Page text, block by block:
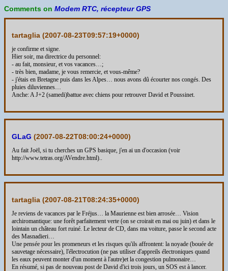
Comments on Modem RTC, récepteur GPS
tartaglia (2007-08-23T09:57:19+0000)
je confirme et signe.
Hier soir, ma directrice du personnel:
- au fait, monsieur, et vos vacances…;
- très bien, madame, je vous remercie, et vous-même?
- j'étais en Bretagne puis dans les Alpes… nous avons dû écourter nos congés. Des
pluies diluviennes…
Anche: A J+2 (samedi)battue avec chiens pour retrouver David et Poussinet.
GLaG (2007-08-22T08:00:24+0000)
Au fait Joël, si tu cherches un GPS basique, j'en ai un d'occasion (voir
http://www.tetras.org/AVendre.html)..
tartaglia (2007-08-21T08:24:35+0000)
Je reviens de vacances par le Fréjus… la Maurienne est bien arrosée… Vision
archiromantique: une forêt parfaitement verte (on se croirait en mai ou juin) et dans le
lointain un château fort ruiné. Le lecteur de CD, dans ma voiture, passe le second acte
des Masnadieri…
Une pensée pour les promeneurs et les risques qu'ils affrontent: la noyade (bouée de
sauvetage nécessaire), l'électrocution (ne pas utiliser d'appreils électroniques quand
les eaux peuvent monter d'un moment à l'autre)et la congestion pulmonaire…
En résumé, si pas de nouveau post de David d'ici trois jours, un SOS est à lancer.